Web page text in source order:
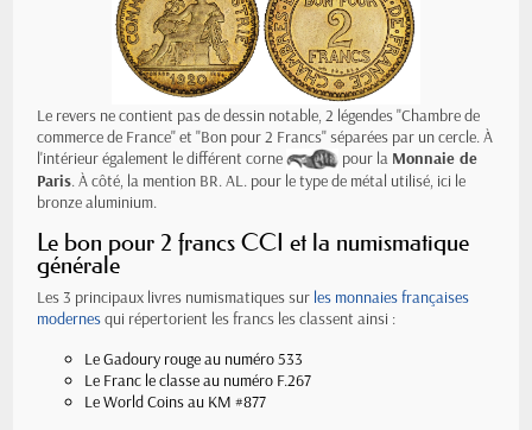
Le revers ne contient pas de dessin notable, 2 légendes "Chambre de
commerce de France" et "Bon pour 2 Francs" séparées par un cercle. À
l'intérieur également le différent corne
pour la Monnaie de
Paris. À côté, la mention BR. AL. pour le type de métal utilisé, ici le
bronze aluminium.
Le bon pour 2 francs CCI et la numismatique
générale
Les 3 principaux livres numismatiques sur les monnaies françaises
modernesqui répertorient les francs les classent ainsi :
Le Gadoury rouge au numéro 533
Le Franc le classe au numéro F.267
Le World Coins au KM #877